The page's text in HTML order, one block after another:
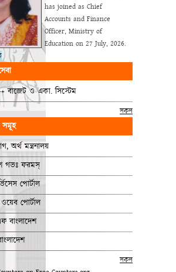
has joined as Chief
Accounts and Finance
Officer, Ministry of
Education on 27 July, 2026.
বাজেট ও একা. সিস্টেম
সকল
সমূহ
অর্থ মন্ত্রনালয়
গভঃ ফরমস্‌
পোর্টাল
ওয়েব পোর্টাল
বাংলাদেশ
সকল